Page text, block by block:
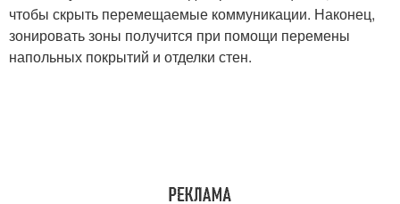
чтобы скрыть перемещаемые коммуникации. Наконец,
зонировать зоны получится при помощи перемены
напольных покрытий и отделки стен.